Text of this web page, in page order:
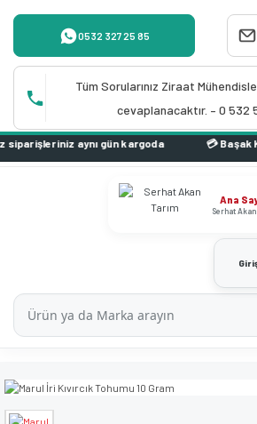
0532 327 25 85
Tüm Sorularınız Ziraat
cevaplanacaktır. – 0 532
kargoda
Ana
Serhat Akan